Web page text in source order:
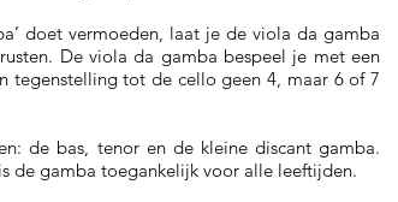
doet vermoeden, laat je de viola da gamba
De viola da gamba bespeel je met een
tegenstelling tot de cello geen 4, maar 6 of 7
de bas, tenor en de kleine discant gamba.
de gamba toegankelijk voor alle leeftijden.